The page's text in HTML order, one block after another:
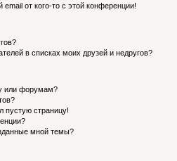
от кого-то с этой конференции!
в списках моих друзей и недругов?
или форумам?
пустую страницу!
мной темы?